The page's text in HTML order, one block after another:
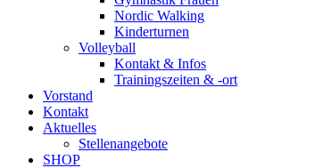
Nordic Walking
Kinderturnen
Volleyball
Kontakt & Infos
Trainingszeiten & -ort
Vorstand
Kontakt
Aktuelles
Stellenangebote
SHOP